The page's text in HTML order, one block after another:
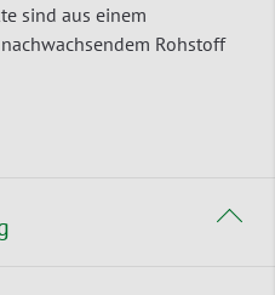
sind aus einem
Rohstoff